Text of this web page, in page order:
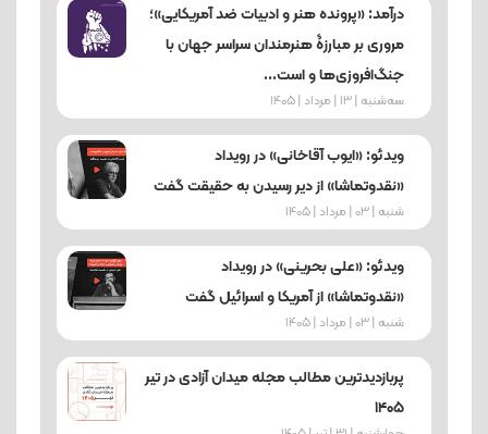
درآمد: «پرونده هنر و ادبیات ضد آمریکایی»؛
مروری بر مبارزۀ هنرمندان سراسر جهان با
جنگ‌افروزی‌ها و است...
ﺳﻪشنبه | 13 | مرداد | 1405
ویدئو: «ایوب آقاخانی» در رویداد
«نقدوتماشا» از دیر رسیدن به حقیقت گفت
شنبه | 03 | مرداد | 1405
ویدئو: «علی بحرینی» در رویداد
«نقدوتماشا» از آمریکا و اسرائیل گفت
شنبه | 03 | مرداد | 1405
پربازدیدترین مطالب مجله میدان آزادی در تیر
۱۴۰۵